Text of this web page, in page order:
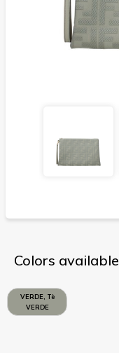
Colors available
VERDE, Tè
VERDE